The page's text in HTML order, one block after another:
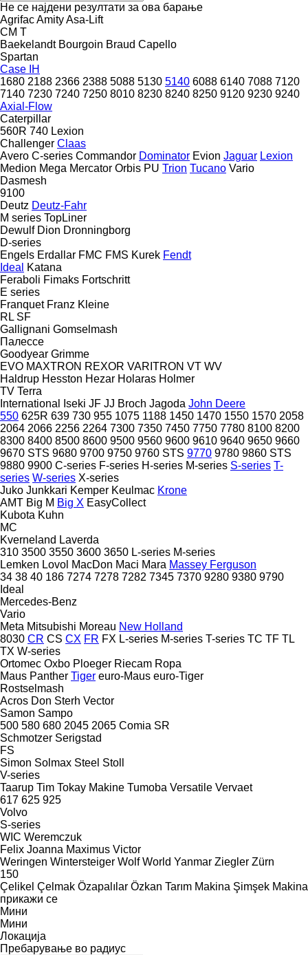
Не се најдени резултати за ова барање
AgrifacAmityAsa-Lift
CM T
Baekelandt Bourgoin Braud Capello
Spartan
Case IH
1680 2188 2366 2388 5088 5130 5140 6088 6140 7088 7120
7140 7230 7240 7250 8010 8230 8240 8250 9120 9230 9240
Axial-Flow
Caterpillar
560R 740 Lexion
Challenger Claas
Avero C-series Commandor Dominator Evion Jaguar Lexion
Medion Mega Mercator Orbis PU Trion Tucano Vario
Dasmesh
9100
Deutz Deutz-Fahr
M series TopLiner
Dewulf Dion Dronningborg
D-series
Engels Erdallar FMC FMS Kurek Fendt
Ideal
Katana
Feraboli Fimaks Fortschritt
E series
Franquet Franz Kleine
RL SF
Gallignani Gomselmash
Палессе
Goodyear Grimme
EVO MAXTRON REXOR VARITRON VT WV
Haldrup Hesston Hezar Holaras Holmer
TV Terra
International
Iseki JF JJ Broch Jagoda John Deere
550 625R 639 730 955 1075 1188 1450 1470 1550 1570 2058
2064 2066 2256 2264 7300 7350 7450 7750 7780 8100 8200
8300 8400 8500 8600 9500 9560 9600 9610 9640 9650 9660
9670 STS 9680 9700 9750 9760 STS 9770 9780 9860 STS
9880 9900 C-series F-series H-series M-series S-series T-
series W-series X-series
Juko Junkkari Kemper Keulmac Krone
AMT Big M Big X EasyCollect
Kubota Kuhn
MC
Kverneland Laverda
310 3500 3550 3600 3650 L-series M-series
Lemken Lovol MacDon Maci Mara Massey Ferguson
34 38 40 186 7274 7278 7282 7345 7370 9280 9380 9790
Ideal
Mercedes-Benz
Vario
Meta Mitsubishi Moreau New Holland
8030 CR CS CX FR FX L-series M-series T-series TC TF TL
TX W-series
Ortomec Oxbo Ploeger Riecam Ropa
Maus Panther Tiger euro-Maus euro-Tiger
Rostselmash
Acros Don Sterh Vector
Samon Sampo
500 580 680 2045 2065 Comia SR
Schmotzer Serigstad
FS
Simon Solmax Steel Stoll
V-series
Taarup Tim Tokay Makine Tumoba Versatile Vervaet
617 625 925
Volvo
S-series
WIC Weremczuk
Felix Joanna Maximus Victor
Weringen Wintersteiger Wolf World Yanmar Ziegler Zürn
150
Çelikel Çelmak Özapalılar Özkan Tarım Makina Şimşek Makina
прикажи се
Мини
Мини
Локација
Пребарување во радиус